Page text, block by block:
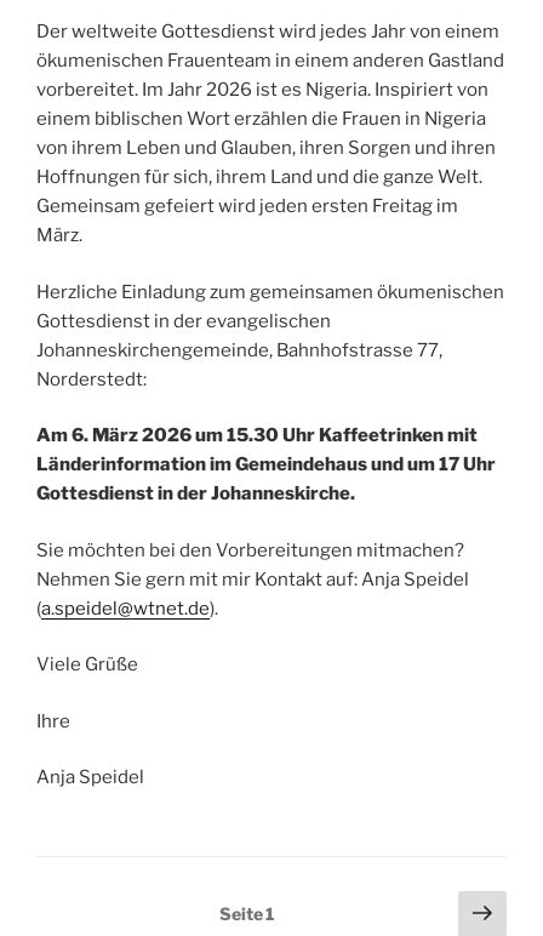
Der weltweite Gottesdienst wird jedes Jahr von einem
ökumenischen Frauenteam in einem anderen Gastland
vorbereitet. Im Jahr 2026 ist es Nigeria. Inspiriert von
einem biblischen Wort erzählen die Frauen in Nigeria
von ihrem Leben und Glauben, ihren Sorgen und ihren
Hoffnungen für sich, ihrem Land und die ganze Welt.
Gemeinsam gefeiert wird jeden ersten Freitag im
März.
Herzliche Einladung zum gemeinsamen ökumenischen
Gottesdienst in der evangelischen
Johanneskirchengemeinde, Bahnhofstrasse 77,
Norderstedt:
Am 6. März 2026 um 15.30 Uhr Kaffeetrinken mit
Länderinformation im Gemeindehaus und um 17 Uhr
Gottesdienst in der Johanneskirche.
Sie möchten bei den Vorbereitungen mitmachen?
Nehmen Sie gern mit mir Kontakt auf: Anja Speidel
(a.speidel@wtnet.de).
Viele Grüße
Ihre
Anja Speidel
Seitennummerierung
Seite1